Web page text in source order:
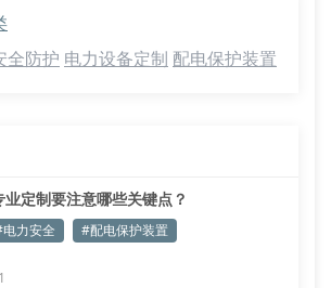
全防护 电力设备定制 配电保护装置
定制要注意哪些关键点？
力安全 #配电保护装置